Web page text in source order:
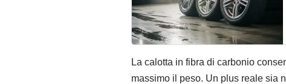
La calotta in fibra di carbonio
massimo il peso. Un plus reale sia